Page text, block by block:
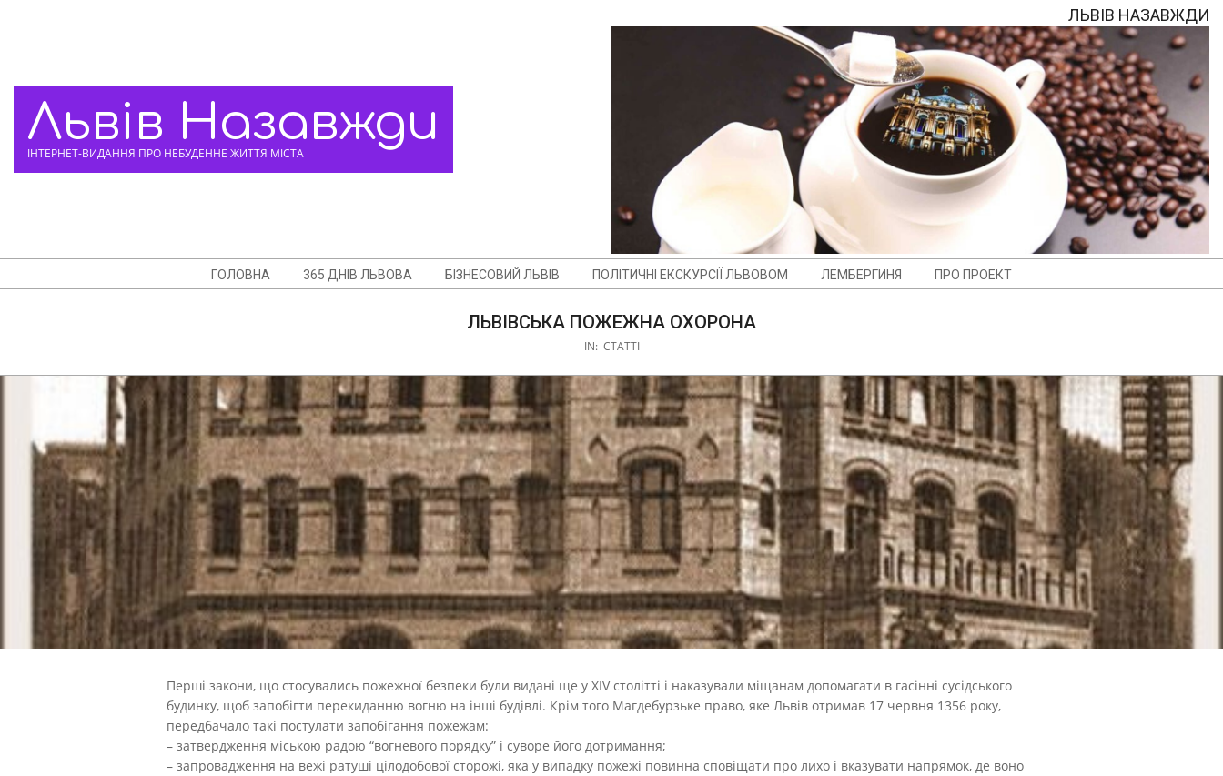
Львів Назавжди
ІНТЕРНЕТ-ВИДАННЯ ПРО НЕБУДЕННЕ ЖИТТЯ МІСТА
ЛЬВІВ НАЗАВЖДИ
Menu
ГОЛОВНА 365 ДНІВ ЛЬВОВА БІЗНЕСОВИЙ ЛЬВІВ ПОЛІТИЧНІ ЕКСКУРСІЇ ЛЬВОВОМ ЛЕМБЕРГИНЯ ПРО ПРОЕКТ
ЛЬВІВСЬКА ПОЖЕЖНА ОХОРОНА
IN: СТАТТІ
Перші закони, що стосувались пожежної безпеки були видані ще у XIV столітті і наказували міщанам допомагати в гасінні сусідського
будинку, щоб запобігти перекиданню вогню на інші будівлі. Крім того Магдебурзьке право, яке Львів отримав 17 червня 1356 року,
передбачало такі постулати запобігання пожежам:
– затвердження міською радою “вогневого порядку” і суворе його дотримання;
– запровадження на вежі ратуші цілодобової сторожі, яка у випадку пожежі повинна сповіщати про лихо і вказувати напрямок, де воно